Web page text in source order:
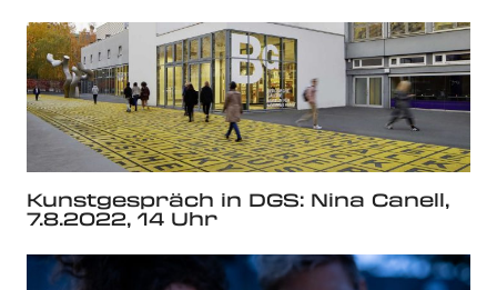
Kunstgespräch in DGS: Nina Canell,
7.8.2022, 14 Uhr